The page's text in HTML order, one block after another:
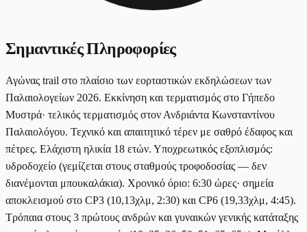
Σημαντικές Πληροφορίες
Αγώνας trail στο πλαίσιο των εορταστικών εκδηλώσεων των
Παλαιολογείων 2026. Εκκίνηση και τερματισμός στο Γήπεδο
Μυστρά· τελικός τερματισμός στον Ανδριάντα Κωνσταντίνου
Παλαιολόγου. Τεχνικό και απαιτητικό τέρεν με σαθρό έδαφος και
πέτρες. Ελάχιστη ηλικία 18 ετών. Υποχρεωτικός εξοπλισμός:
υδροδοχείο (γεμίζεται στους σταθμούς τροφοδοσίας — δεν
διανέμονται μπουκαλάκια). Χρονικό όριο: 6:30 ώρες· σημεία
αποκλεισμού στο CP3 (10,13χλμ, 2:30) και CP6 (19,33χλμ, 4:45).
Τρόπαια στους 3 πρώτους ανδρών και γυναικών γενικής κατάταξης